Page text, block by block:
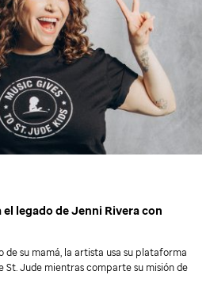
legado de Jenni Rivera con
de su mamá, la artista usa su plataforma
St. Jude mientras comparte su misión de